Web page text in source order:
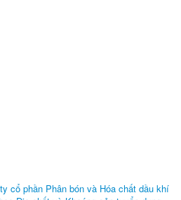
cổ phần Phân bón và Hóa chất dầu khí